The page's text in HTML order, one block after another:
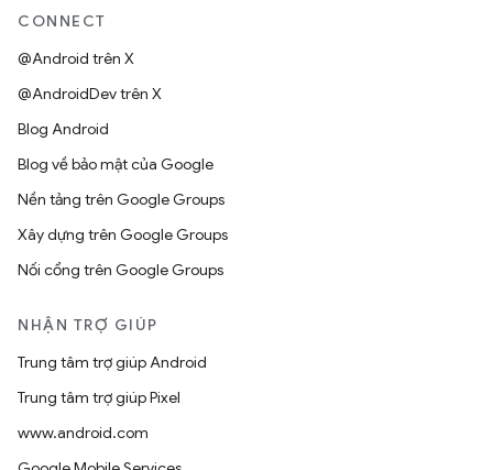
CONNECT
@Android trên X
@AndroidDev trên X
Blog Android
Blog về bảo mật của Google
Nền tảng trên Google Groups
Xây dựng trên Google Groups
Nối cổng trên Google Groups
NHẬN TRỢ GIÚP
Trung tâm trợ giúp Android
Trung tâm trợ giúp Pixel
www.android.com